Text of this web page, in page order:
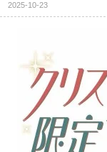
2025-10-23